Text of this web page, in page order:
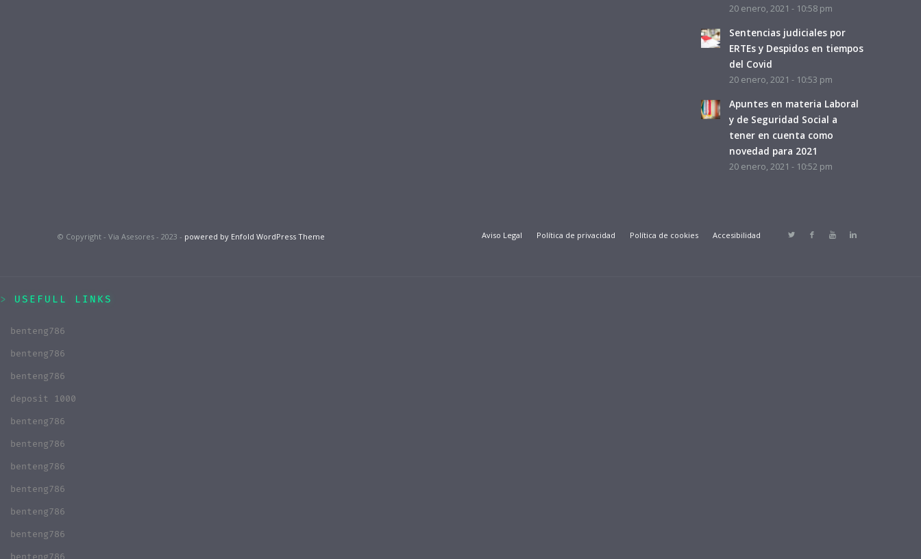
20 enero, 2021 - 10:58 pm
Sentencias judiciales por
ERTEs y Despidos en tiempos
del Covid
20 enero, 2021 - 10:53 pm
Apuntes en materia Laboral
y de Seguridad Social a
tener en cuenta como
novedad para 2021
20 enero, 2021 - 10:52 pm
© Copyright - Via Asesores - 2023 - powered by Enfold WordPress Theme Aviso Legal Política de privacidad Política de cookies Accesibilidad
USEFULL LINKS
benteng786
benteng786
benteng786
deposit 1000
benteng786
benteng786
benteng786
benteng786
benteng786
benteng786